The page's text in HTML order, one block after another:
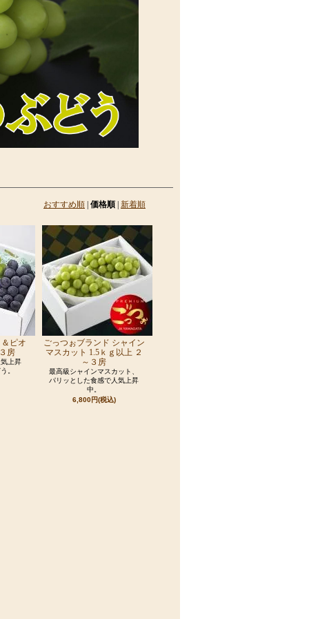
おすすめ順 価格順 新着順
ピオ
房
上昇
。
ごっつぉブランド シャイン
マスカット 1.5ｋｇ以上 ２
～３房
最高級シャインマスカット、
パリッとした食感で人気上昇
中。
6,800円(税込)